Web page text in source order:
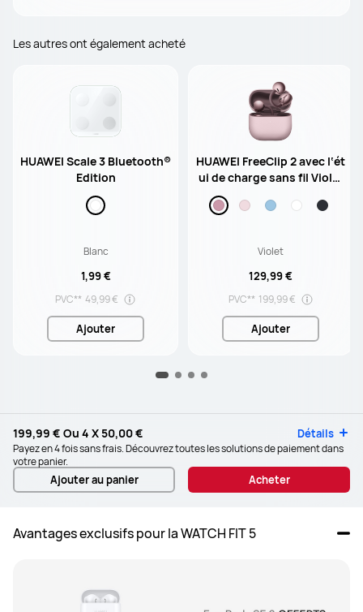
Les autres ont également acheté
HUAWEI Scale 3 Bluetooth®
Edition
Blanc
1,99 €
PVC** 49,99 €
Ajouter
HUAWEI FreeClip 2 avec l‘ét
ui de charge sans fil Violet
/ Écouteurs clip d‘oreille /
Annulation du bruit par l'IA
Violet
129,99 €
PVC** 199,99 €
Ajouter
199,99 € Ou 4 X50,00 € Détails
Payez en 4 fois sans frais. Découvrez toutes les solutions de paiement dans
votre panier.
Ajouter au panier Acheter
Avantages exclusifs pour la WATCH FIT 5